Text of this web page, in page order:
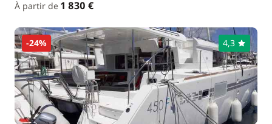
À partir de 1 830 €
-24% 4,3